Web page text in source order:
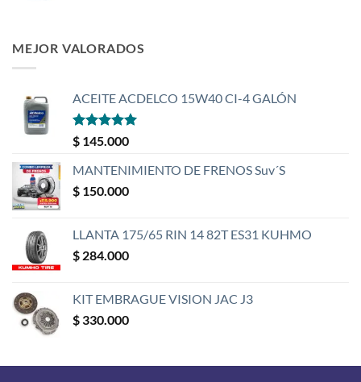
MEJOR VALORADOS
ACEITE ACDELCO 15W40 CI-4 GALÓN
Valorado
con
$ 145.000
MANTENIMIENTO DE FRENOS Suv´S
$ 150.000
LLANTA 175/65 RIN 14 82T ES31 KUHMO
$ 284.000
KIT EMBRAGUE VISION JAC J3
$ 330.000